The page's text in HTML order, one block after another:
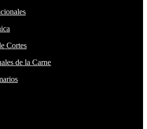
Cortes
de la Carne